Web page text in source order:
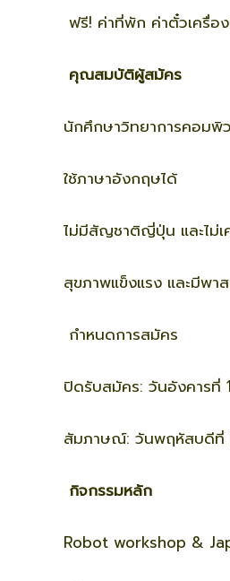
ฟรี! ค่าที่พัก ค่าตั๋วเครื่อ
คุณสมบัติผู้สมัคร
นักศึกษาวิทยาการคอมพิ
ใช้ภาษาอังกฤษได้
ไม่มีสัญชาติญี่ปุ่น และไม่
สุขภาพแข็งแรง และมีพา
กำหนดการสมัคร
ปิดรับสมัคร: วันอังคารที่
สัมภาษณ์: วันพฤหัสบดีที่
กิจกรรมหลัก
Robot workshop &